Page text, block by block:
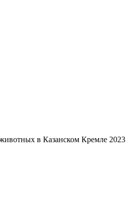
в Казанском Кремле 2023